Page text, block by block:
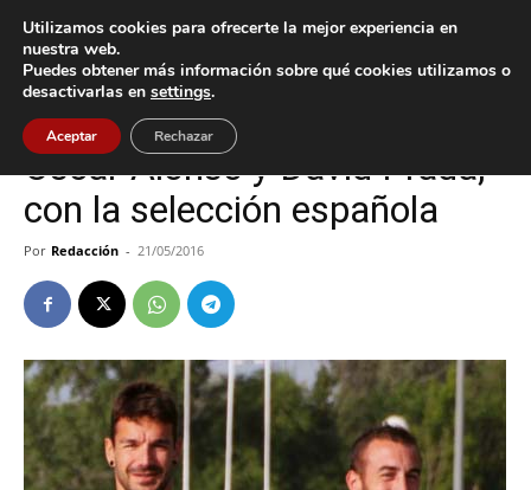
Inicio Deportes
Deportes Tui
Óscar Alonso y David Prada,
con la selección española
Por Redacción - 21/05/2016
Utilizamos cookies para ofrecerte la mejor experiencia en
nuestra web.
Puedes obtener más información sobre qué cookies utilizamos o
desactivarlas en settings.
Aceptar Rechazar